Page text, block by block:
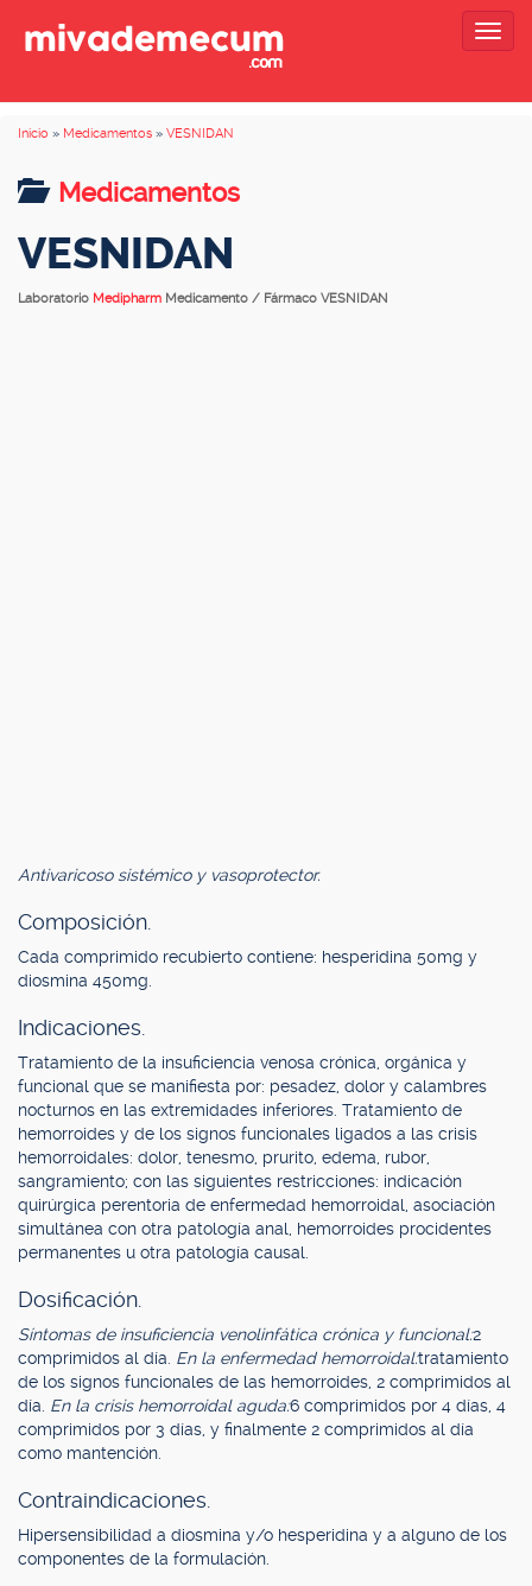
Inicio » Medicamentos » VESNIDAN
Medicamentos
VESNIDAN
Laboratorio Medipharm Medicamento / Fármaco VESNIDAN
Antivaricoso sistémico y vasoprotector.
Composición.
Cada comprimido recubierto contiene: hesperidina 50mg y
diosmina 450mg.
Indicaciones.
Tratamiento de la insuficiencia venosa crónica, orgánica y
funcional que se manifiesta por: pesadez, dolor y calambres
nocturnos en las extremidades inferiores. Tratamiento de
hemorroides y de los signos funcionales ligados a las crisis
hemorroidales: dolor, tenesmo, prurito, edema, rubor,
sangramiento; con las siguientes restricciones: indicación
quirúrgica perentoria de enfermedad hemorroidal, asociación
simultánea con otra patología anal, hemorroides procidentes
permanentes u otra patología causal.
Dosificación.
Síntomas de insuficiencia venolinfática crónica y funcional:2
comprimidos al día. En la enfermedad hemorroidal:tratamiento
de los signos funcionales de las hemorroides, 2 comprimidos al
día. En la crisis hemorroidal aguda:6 comprimidos por 4 días, 4
comprimidos por 3 días, y finalmente 2 comprimidos al día
como mantención.
Contraindicaciones.
Hipersensibilidad a diosmina y/o hesperidina y a alguno de los
componentes de la formulación.